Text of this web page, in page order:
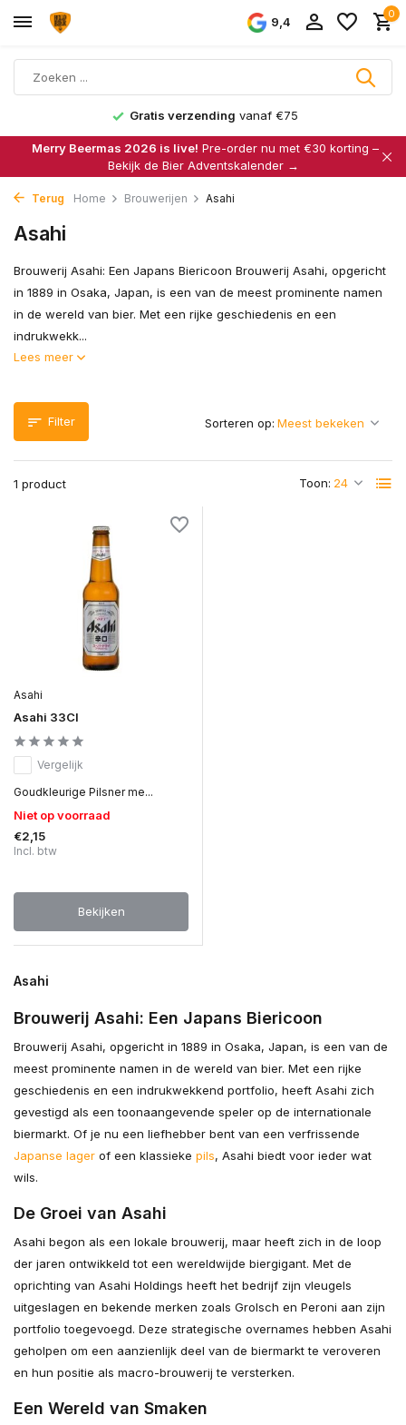
9,4
0
Gratis verzending vanaf €75
Merry Beermas 2026 is live! Pre-order nu met €30 korting –
Bekijk de Bier Adventskalender →
Terug Home Brouwerijen Asahi
Asahi
Brouwerij Asahi: Een Japans Biericoon Brouwerij Asahi, opgericht
in 1889 in Osaka, Japan, is een van de meest prominente namen
in de wereld van bier. Met een rijke geschiedenis en een
indrukwekk...
Lees meer
Filter
1 product Toon:
Sorteren op:
Asahi
Asahi 33Cl
Vergelijk
Goudkleurige Pilsner me...
Niet op voorraad
€2,15
Incl. btw
Bekijken
Asahi
Brouwerij Asahi: Een Japans Biericoon
Brouwerij Asahi, opgericht in 1889 in Osaka, Japan, is een van de
meest prominente namen in de wereld van bier. Met een rijke
geschiedenis en een indrukwekkend portfolio, heeft Asahi zich
gevestigd als een toonaangevende speler op de internationale
biermarkt. Of je nu een liefhebber bent van een verfrissende
Japanse lager of een klassieke pils, Asahi biedt voor ieder wat
wils.
De Groei van Asahi
Asahi begon als een lokale brouwerij, maar heeft zich in de loop
der jaren ontwikkeld tot een wereldwijde biergigant. Met de
oprichting van Asahi Holdings heeft het bedrijf zijn vleugels
uitgeslagen en bekende merken zoals Grolsch en Peroni aan zijn
portfolio toegevoegd. Deze strategische overnames hebben Asahi
geholpen om een aanzienlijk deel van de biermarkt te veroveren
en hun positie als macro-brouwerij te versterken.
Een Wereld van Smaken